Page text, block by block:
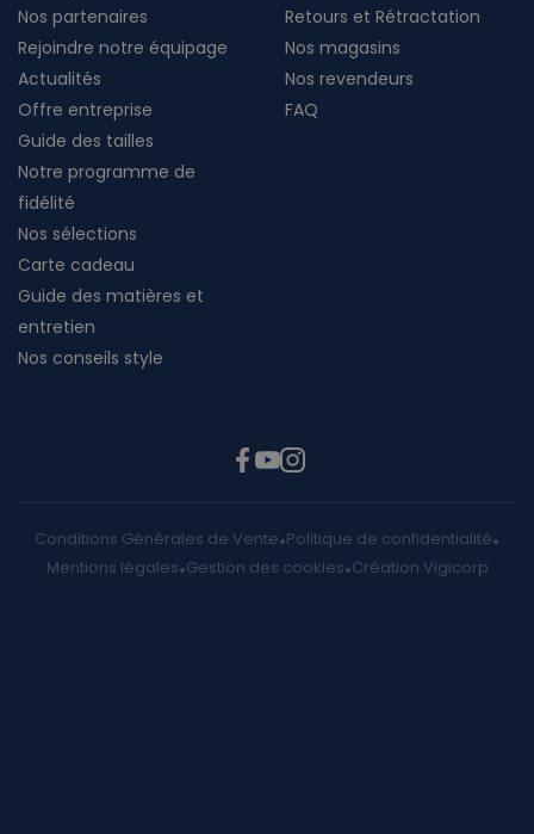
Nos partenaires
Rejoindre notre équipage
Actualités
Offre entreprise
Retours et Rétractation
Nos magasins
Nos revendeurs
FAQ
Guide des tailles
Notre programme de
fidélité
Nos sélections
Carte cadeau
Guide des matières et
entretien
Nos conseils style
Conditions Générales de Vente Politique de confidentialité
Mentions légales Gestion des cookies Création Vigicorp